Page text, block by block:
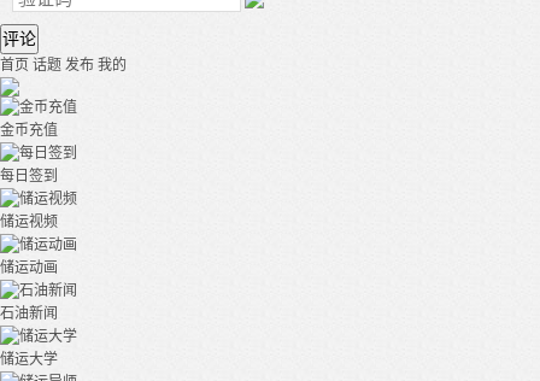
评论
首页 话题 发布 我的
金币充值
每日签到
储运视频
储运动画
石油新闻
储运大学